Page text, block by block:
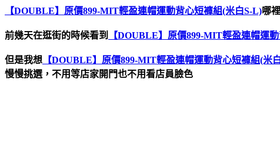
【DOUBLE】原價899-MIT輕盈連帽運動背心短褲組(米白S-L)哪
前幾天在逛街的時候看到 【DOUBLE】原價899-MIT輕盈連帽運
但是我想 【DOUBLE】原價899-MIT輕盈連帽運動背心短褲組(米
慢慢挑選，不用等店家開門也不用看店員臉色